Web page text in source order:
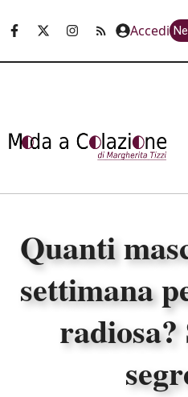
Accedi
Quanti
settimana